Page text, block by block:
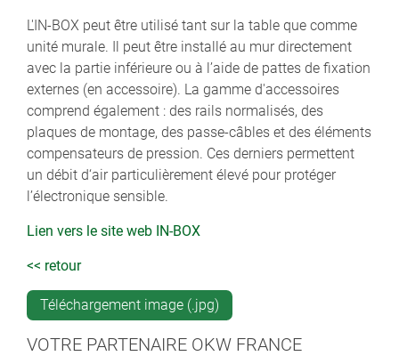
L'IN-BOX peut être utilisé tant sur la table que comme
unité murale. Il peut être installé au mur directement
avec la partie inférieure ou à l’aide de pattes de fixation
externes (en accessoire). La gamme d'accessoires
comprend également : des rails normalisés, des
plaques de montage, des passe-câbles et des éléments
compensateurs de pression. Ces derniers permettent
un débit d‘air particulièrement élevé pour protéger
l’électronique sensible.
Lien vers le site web IN-BOX
<< retour
Téléchargement image (.jpg)
VOTRE PARTENAIRE OKW FRANCE